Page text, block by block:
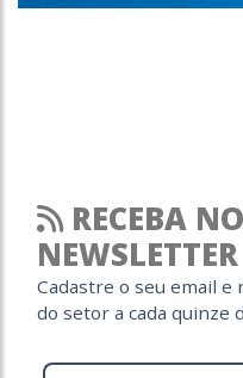
RECEBA
NEWSLETTER
Cadastre o seu email
do setor a cada quinze